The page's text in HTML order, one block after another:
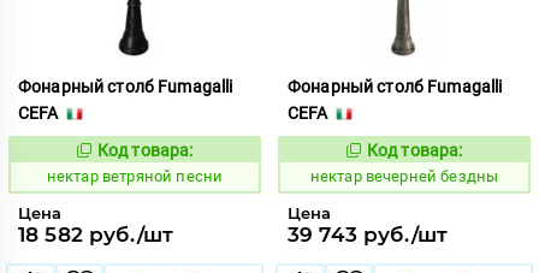
Фонарный столб Fumagalli
CEFA
Код:
1126444
Код товара:
нектар ветряной песни
Цена
18 582 руб./шт
Фонарный столб Fumagalli
CEFA
Код:
1126502
Код товара:
нектар вечерней бездны
Цена
39 743 руб./шт